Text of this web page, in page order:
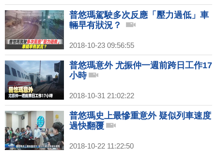
普悠瑪駕駛多次反應「壓力過低」車
輛早有狀況？
2018-10-23 09:56:55
普悠瑪意外 尤振仲一週前跨日工作17
小時
2018-10-31 21:02:22
普悠瑪史上最慘重意外 疑似列車速度
過快翻覆
2018-10-22 11:22:50